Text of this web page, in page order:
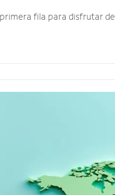
fila para disfrutar